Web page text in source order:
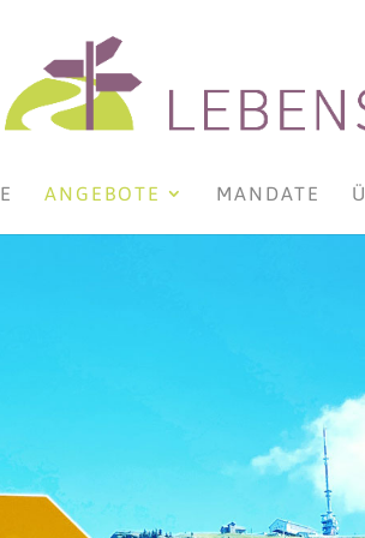
ANGEBOTE MANDATE